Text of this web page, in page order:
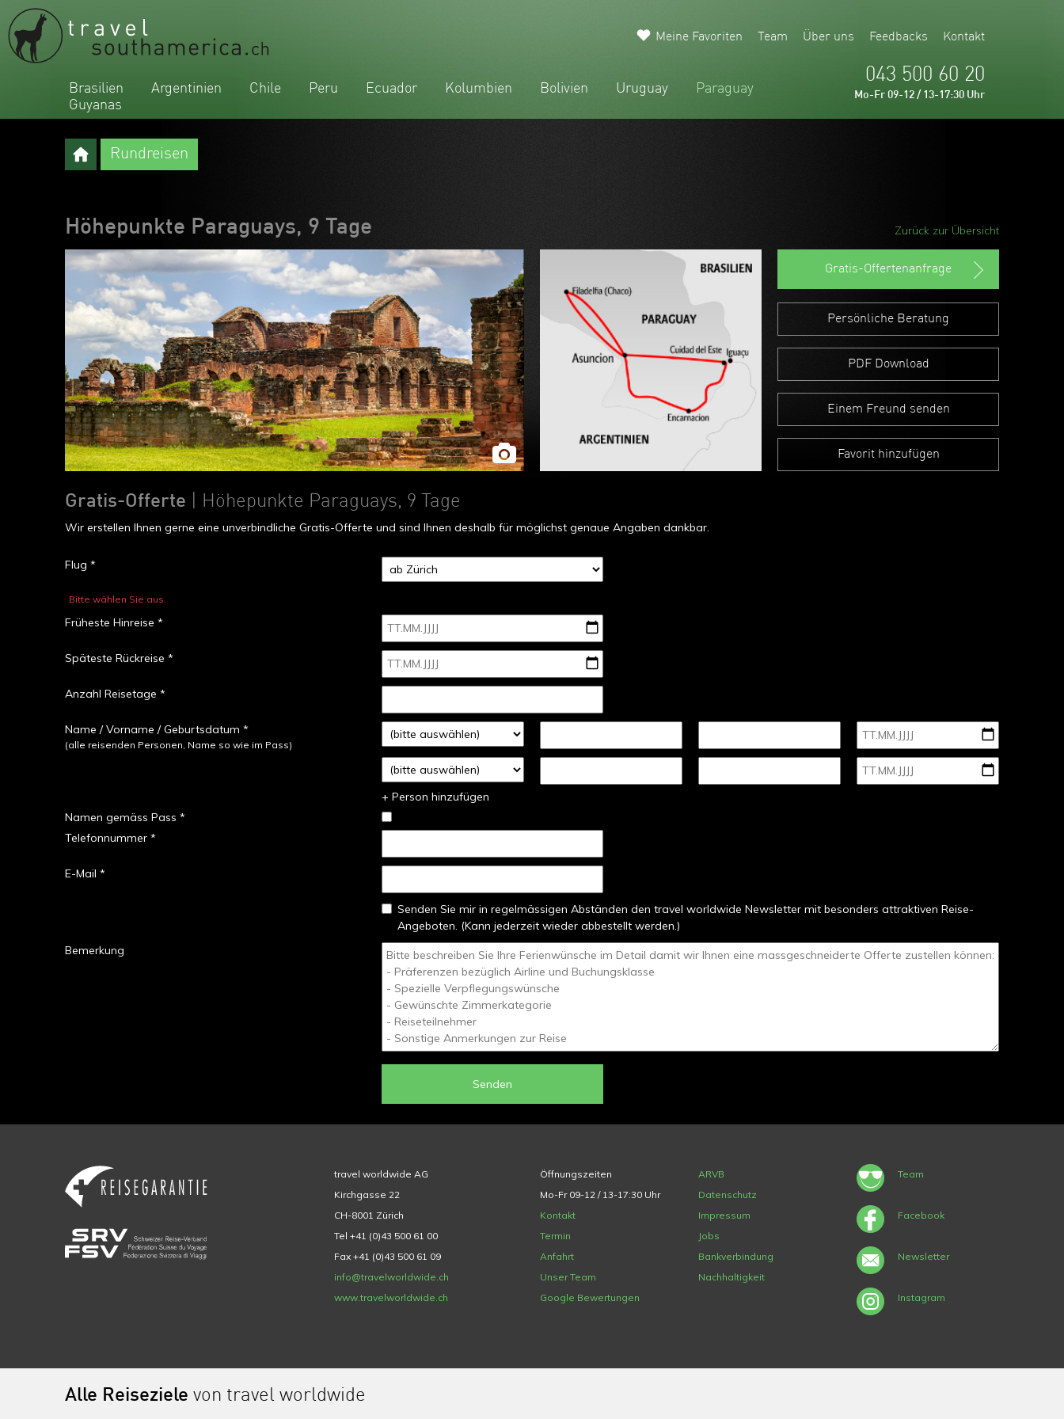
Brasilien Argentinien Chile Peru Ecuador Kolumbien Bolivien Uruguay
Paraguay
Guyanas
Meine Favoriten Team Über uns Feedbacks Kontakt
043 500 60 20
Mo-Fr 09-12 / 13-17:30 Uhr
Rundreisen
Zurück zur Übersicht
Höhepunkte Paraguays, 9 Tage
Gratis-Offertenanfrage
Persönliche Beratung
PDF Download
Einem Freund senden
Favorit hinzufügen
Gratis-Offerte | Höhepunkte Paraguays, 9 Tage
Wir erstellen Ihnen gerne eine unverbindliche Gratis-Offerte und sind Ihnen deshalb für möglichst genaue Angaben dankbar.
Flug *
Bitte wählen Sie aus.
Früheste Hinreise *
Späteste Rückreise *
Anzahl Reisetage *
Name / Vorname / Geburtsdatum *
(alle reisenden Personen, Name so wie im Pass)
+ Person hinzufügen
Namen gemäss Pass *
Telefonnummer *
E-Mail *
Senden Sie mir in regelmässigen Abständen den travel worldwide Newsletter mit besonders attraktiven Reise-
Angeboten. (Kann jederzeit wieder abbestellt werden.)
Bemerkung
Senden
travel worldwide AG
Kirchgasse 22
CH-8001 Zürich
Tel +41 (0)43 500 61 00
Fax +41 (0)43 500 61 09
info@travelworldwide.ch
www.travelworldwide.ch
Öffnungszeiten
Mo-Fr 09-12 / 13-17:30 Uhr
Kontakt
Termin
Anfahrt
Unser Team
Google Bewertungen
ARVB
Datenschutz
Impressum
Jobs
Bankverbindung
Nachhaltigkeit
Team
Facebook
Newsletter
Instagram
Alle Reiseziele von travel worldwide